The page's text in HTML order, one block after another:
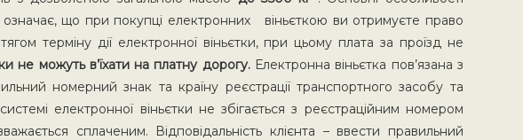
означає, що при покупці електронних віньєткою ви отримуєте право
терміну дії електронної віньєтки, при цьому плата за проїзд не
не можуть в’їхати на платну дорогу. Електронна віньєтка пов’язана з
номерний знак та країну реєстрації транспортного засобу та
електронної віньєтки не збігається з реєстраційним номером
сплаченим. Відповідальність клієнта – ввести правильний